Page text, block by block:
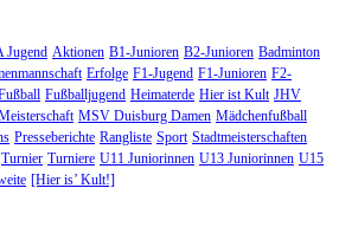
Jugend Aktionen B1-Junioren B2-Junioren Badminton
Erfolge F1-Jugend F1-Junioren F2-
Fußballjugend Heimaterde Hier ist Kult JHV
MSV Duisburg Damen Mädchenfußball
Presseberichte Rangliste Sport Stadtmeisterschaften
Turnier Turniere U11 Juniorinnen U13 Juniorinnen U15
[Hier is’ Kult!]